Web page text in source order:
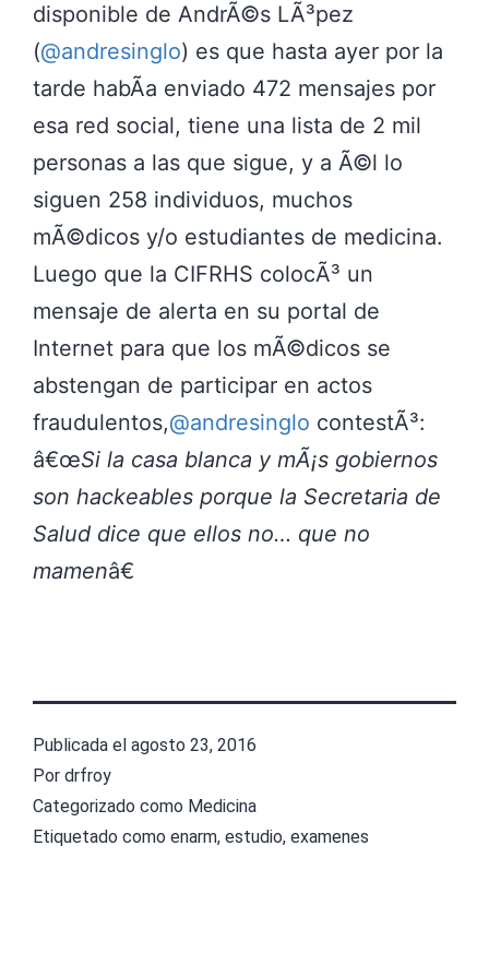
disponible de AndrÃ©s LÃ³pez
(@andresinglo) es que hasta ayer por la
tarde habÃ­a enviado 472 mensajes por
esa red social, tiene una lista de 2 mil
personas a las que sigue, y a Ã©l lo
siguen 258 individuos, muchos
mÃ©dicos y/o estudiantes de medicina.
Luego que la CIFRHS colocÃ³ un
mensaje de alerta en su portal de
Internet para que los mÃ©dicos se
abstengan de participar en actos
fraudulentos,@andresinglo contestÃ³:
â€œSi la casa blanca y mÃ¡s gobiernos
son hackeables porque la Secretaria de
Salud dice que ellos no… que no
mamenâ€
Publicada el agosto 23, 2016
Por drfroy
Categorizado como Medicina
Etiquetado como enarm, estudio, examenes